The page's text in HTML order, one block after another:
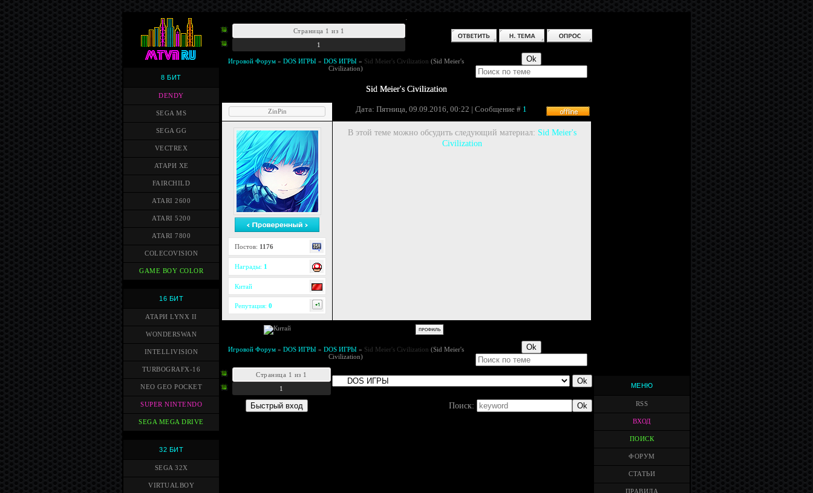
8 БИТ
DENDY
SEGA MS
SEGA GG
VECTREX
АТАРИ XE
FAIRCHILD
ATARI 2600
ATARI 5200
ATARI 7800
COLECOVISION
GAME BOY COLOR
16 БИТ
АТАРИ LYNX II
WONDERSWAN
INTELLIVISION
TURBOGRAFX-16
NEO GEO POCKET
SUPER NINTENDO
SEGA MEGA DRIVE
32 БИТ
SEGA 32X
VIRTUALBOY
.
Страница 1 из 1
1
Игровой Форум » DOS ИГРЫ » DOS ИГРЫ » Sid Meier's Civilization (Sid Meier's
Civilization)
Sid Meier's Civilization
ZinPin Дата: Пятница, 09.09.2016, 00:22 | Сообщение # 1
Постов: 1176
Награды: 1
Китай
Репутация: 0
В этой теме можно обсудить следующий материал: Sid Meier's
Civilization
Игровой Форум » DOS ИГРЫ » DOS ИГРЫ » Sid Meier's Civilization (Sid Meier's
Civilization)
Страница 1 из 1
1
Поиск:
МЕНЮ
RSS
ВХОД
ПОИСК
ФОРУМ
СТАТЬИ
ПРАВИЛА